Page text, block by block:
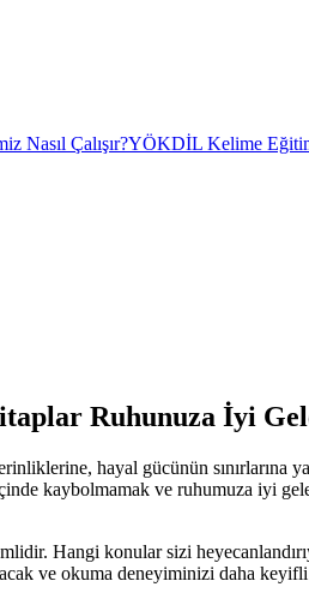
Nasıl Çalışır?YÖKDİL Kelime
Ruhunuza İyi
hayal gücünün sınırlarına
kaybolmamak ve ruhumuza iyi
Hangi konular sizi
ve okuma deneyiminizi daha